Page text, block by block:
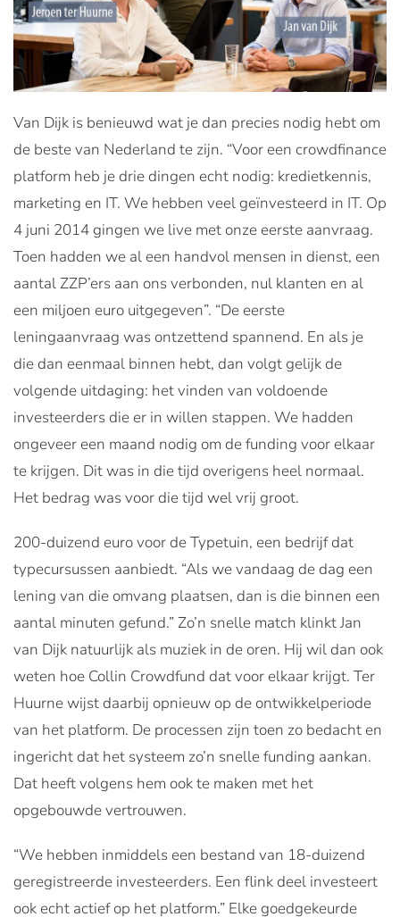
Van Dijk is benieuwd wat je dan precies nodig hebt om
de beste van Nederland te zijn. “Voor een crowdfinance
platform heb je drie dingen echt nodig: kredietkennis,
marketing en IT. We hebben veel geïnvesteerd in IT. Op
4 juni 2014 gingen we live met onze eerste aanvraag.
Toen hadden we al een handvol mensen in dienst, een
aantal ZZP’ers aan ons verbonden, nul klanten en al
een miljoen euro uitgegeven”. “De eerste
leningaanvraag was ontzettend spannend. En als je
die dan eenmaal binnen hebt, dan volgt gelijk de
volgende uitdaging: het vinden van voldoende
investeerders die er in willen stappen. We hadden
ongeveer een maand nodig om de funding voor elkaar
te krijgen. Dit was in die tijd overigens heel normaal.
Het bedrag was voor die tijd wel vrij groot.
200-duizend euro voor de Typetuin, een bedrijf dat
typecursussen aanbiedt. “Als we vandaag de dag een
lening van die omvang plaatsen, dan is die binnen een
aantal minuten gefund.” Zo’n snelle match klinkt Jan
van Dijk natuurlijk als muziek in de oren. Hij wil dan ook
weten hoe Collin Crowdfund dat voor elkaar krijgt. Ter
Huurne wijst daarbij opnieuw op de ontwikkelperiode
van het platform. De processen zijn toen zo bedacht en
ingericht dat het systeem zo’n snelle funding aankan.
Dat heeft volgens hem ook te maken met het
opgebouwde vertrouwen.
“We hebben inmiddels een bestand van 18-duizend
geregistreerde investeerders. Een flink deel investeert
ook echt actief op het platform.” Elke goedgekeurde